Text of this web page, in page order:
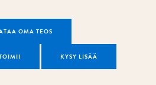
OMA TEOS
KYSY LISÄÄ